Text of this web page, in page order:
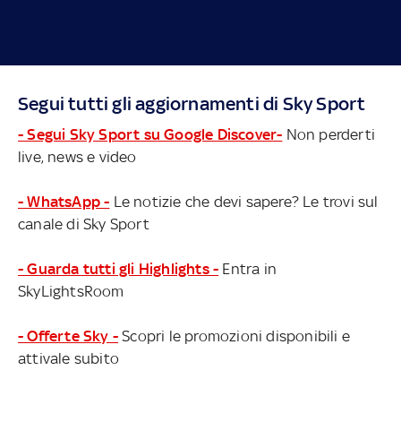
Segui tutti gli aggiornamenti di Sky Sport
- Segui Sky Sport su Google Discover- Non perderti
live, news e video
- WhatsApp - Le notizie che devi sapere? Le trovi sul
canale di Sky Sport
- Guarda tutti gli Highlights - Entra in
SkyLightsRoom
- Offerte Sky - Scopri le promozioni disponibili e
attivale subito